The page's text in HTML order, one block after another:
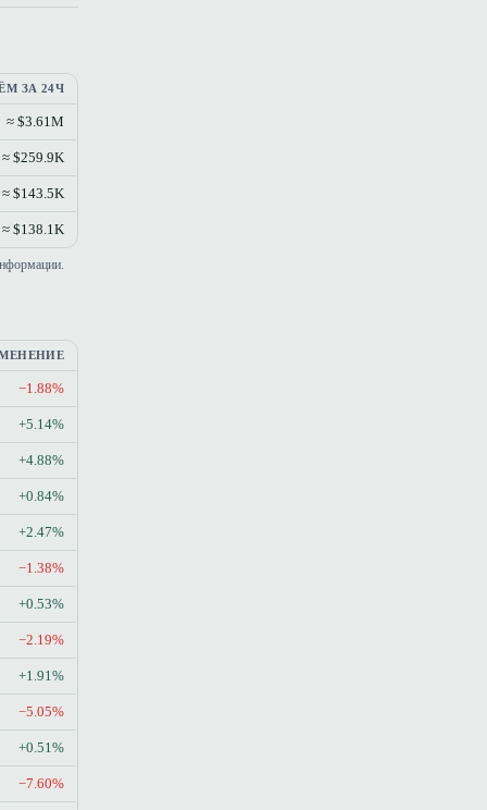
ЗА 24Ч
≈ $3.61M
≈ $259.9K
≈ $143.5K
≈ $138.1K
−1.88%
+5.14%
+4.88%
+0.84%
+2.47%
−1.38%
+0.53%
−2.19%
+1.91%
−5.05%
+0.51%
−7.60%